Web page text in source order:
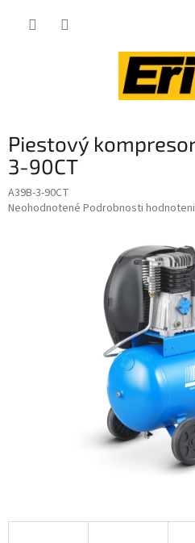
Piestový
3-90CT
A39B-3-90CT
Priemerné
Neohodnotené Podrobnosti